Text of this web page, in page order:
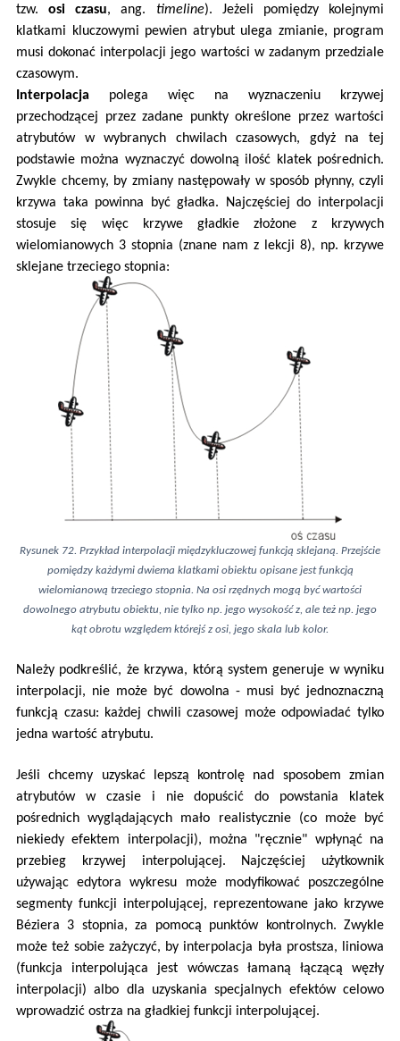
tzw.osi czasu, ang. timeline). Jeżeli pomiędzy kolejnymi
klatkami kluczowymi pewien atrybut ulega zmianie, program
musi dokonać interpolacji jego wartości w zadanym przedziale
czasowym.
Interpolacja polega więc na wyznaczeniu krzywej
przechodzącej przez zadane punkty określone przez wartości
atrybutów w wybranych chwilach czasowych, gdyż na tej
podstawie można wyznaczyć dowolną ilość klatek pośrednich.
Zwykle chcemy, by zmiany następowały w sposób płynny, czyli
krzywa taka powinna być gładka. Najczęściej do interpolacji
stosuje się więc krzywe gładkie złożone z krzywych
wielomianowych 3 stopnia (znane nam z lekcji 8), np. krzywe
sklejane trzeciego stopnia:
Rysunek 72. Przykład interpolacji międzykluczowej funkcją sklejaną. Przejście
pomiędzy każdymi dwiema klatkami obiektu opisane jest funkcją
wielomianową trzeciego stopnia. Na osi rzędnych mogą być wartości
dowolnego atrybutu obiektu, nie tylko np. jego wysokość z, ale też np. jego
kąt obrotu względem którejś z osi, jego skala lub kolor.
Należy podkreślić, że krzywa, którą system generuje w wyniku
interpolacji, nie może być dowolna - musi być jednoznaczną
funkcją czasu: każdej chwili czasowej może odpowiadać tylko
jedna wartość atrybutu.
Jeśli chcemy uzyskać lepszą kontrolę nad sposobem zmian
atrybutów w czasie i nie dopuścić do powstania klatek
pośrednich wyglądających mało realistycznie (co może być
niekiedy efektem interpolacji), można "ręcznie" wpłynąć na
przebieg krzywej interpolującej. Najczęściej użytkownik
używając edytora wykresu może modyfikować poszczególne
segmenty funkcji interpolującej, reprezentowane jako krzywe
Béziera 3 stopnia, za pomocą punktów kontrolnych. Zwykle
może też sobie zażyczyć, by interpolacja była prostsza, liniowa
(funkcja interpolująca jest wówczas łamaną łączącą węzły
interpolacji) albo dla uzyskania specjalnych efektów celowo
wprowadzić ostrza na gładkiej funkcji interpolującej.